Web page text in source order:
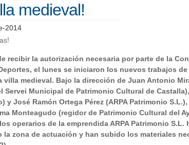
medieval!
2014
recibir la autorización necesaria por parte de la
el lunes se iniciaron los nuevos trabajos
villa medieval. Bajo la dirección de Juan Antonio
Servei Municipal de Patrimonio Cultural de
y José Ramón Ortega Pérez (ARPA Patrimonio
Monteagudo (regidor de Patrimonio Cultural del
operarios de la emprendida ARPA Patrimonio S.L.
la zona de actuación y han subido los materiales